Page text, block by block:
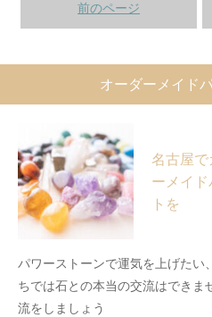
前のページ
オーダーメイド
名古屋で
ーメイド
トを
パワーストーンで運気を上げたい
ちでは石との本当の交流はできま
流をしましょう